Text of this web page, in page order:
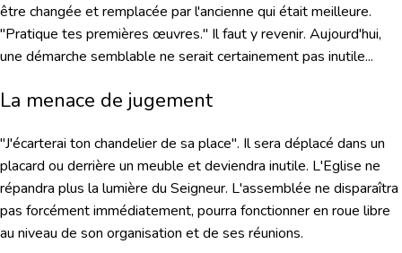
être changée et remplacée par l'ancienne qui était meilleure.
"Pratique tes premières œuvres." Il faut y revenir. Aujourd'hui,
une démarche semblable ne serait certainement pas inutile...
La menace de jugement
"J'écarterai ton chandelier de sa place". Il sera déplacé dans un
placard ou derrière un meuble et deviendra inutile. L'Eglise ne
répandra plus la lumière du Seigneur. L'assemblée ne disparaîtra
pas forcément immédiatement, pourra fonctionner en roue libre
au niveau de son organisation et de ses réunions.